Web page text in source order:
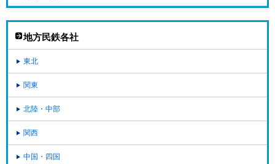
地方民鉄各社
東北
関東
北陸・中部
関西
中国・四国